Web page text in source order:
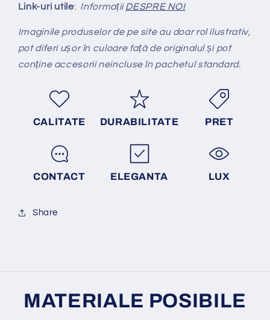
Link-uri utile: InformațiiDESPRE NOI
Imaginile produselor de pe site au doar rol ilustrativ,
pot diferi ușor în culoare față de originalul și pot
conține accesorii neincluse în pachetul standard.
CALITATE DURABILITATE PRET
CONTACT ELEGANTA LUX
Share
MATERIALE POSIBILE